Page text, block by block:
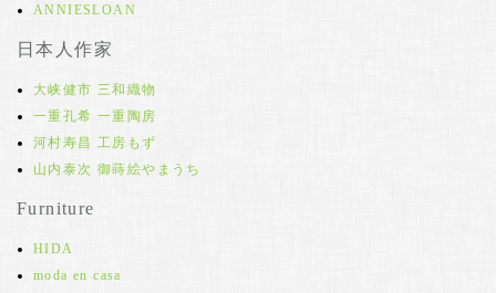
ANNIESLOAN
日本人作家
大峡健市 三和織物
一重孔希 一重陶房
河村寿昌 工房もず
山内泰次 御蒔絵やまうち
Furniture
HIDA
moda en casa